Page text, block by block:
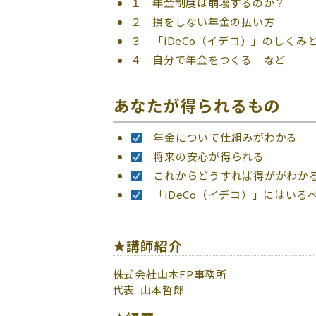
２ 損をしない年金の払い方
３ 「iDeCo（イデコ）」のしくみ
４ 自分で年金をつくる など
あなたが得られるもの
年金について仕組みがわかる
将来の安心が得られる
これからどうすれば得ががわか
「iDeCo（イデコ）」にはいる
★講師紹介
株式会社山本FP事務所
代表 山本哲郎